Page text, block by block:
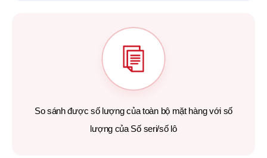
So sánh được số lượng của toàn bộ mặt hàng với số
lượng của Số seri/số lô